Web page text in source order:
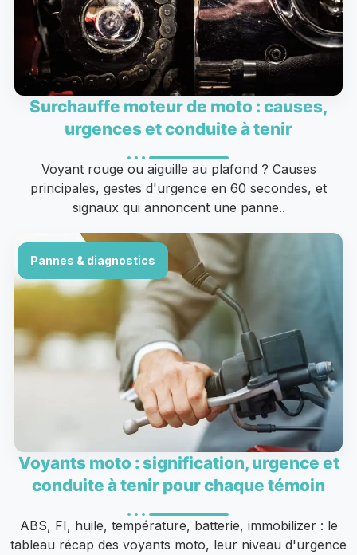
Surchauffe moteur de moto : causes,
urgences et conduite à tenir
Voyant rouge ou aiguille au plafond ? Causes
principales, gestes d'urgence en 60 secondes, et
signaux qui annoncent une panne..
Pannes & diagnostics
Voyants moto : signification, urgence et
conduite à tenir pour chaque témoin
ABS, FI, huile, température, batterie, immobilizer : le
tableau récap des voyants moto, leur niveau d'urgence